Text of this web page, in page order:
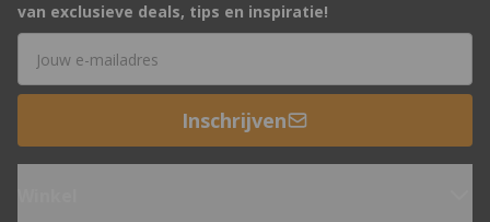
van exclusieve deals, tips en inspiratie!
Inschrijven